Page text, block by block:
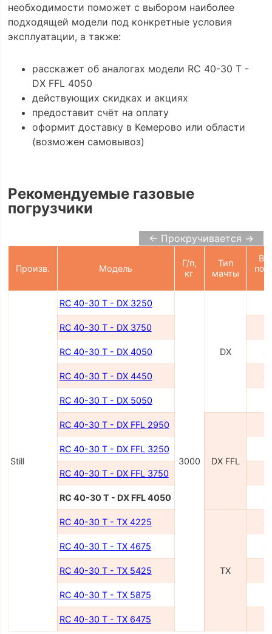
необходимости поможет с выбором наиболее
подходящей модели под конкретные условия
эксплуатации, а также:
расскажет об аналогах модели RC 40-30 T -
DX FFL 4050
действующих скидках и акциях
предоставит счёт на оплату
оформит доставку в Кемерово или области
(возможен самовывоз)
Рекомендуемые газовые
погрузчики
← Прокручивается →
Произв. Модель
Г/п,
кг
Тип
мачты
Still
RC 40-30 T - DX 3250
3000
DX
RC 40-30 T - DX 3750
RC 40-30 T - DX 4050
RC 40-30 T - DX 4450
RC 40-30 T - DX 5050
RC 40-30 T - DX FFL 2950
DX FFL
RC 40-30 T - DX FFL 3250
RC 40-30 T - DX FFL 3750
RC 40-30 T - DX FFL 4050
RC 40-30 T - TX 4225
TX
RC 40-30 T - TX 4675
RC 40-30 T - TX 5425
RC 40-30 T - TX 5875
RC 40-30 T - TX 6475